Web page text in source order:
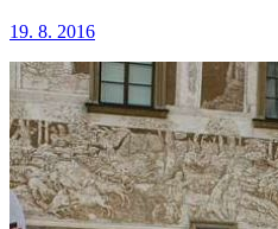
19. 8. 2016